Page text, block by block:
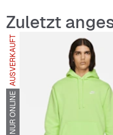
Zuletzt
AUSVERKAUFT
NUR ONLINE